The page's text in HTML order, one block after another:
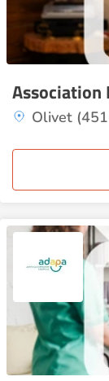
Association
Olivet